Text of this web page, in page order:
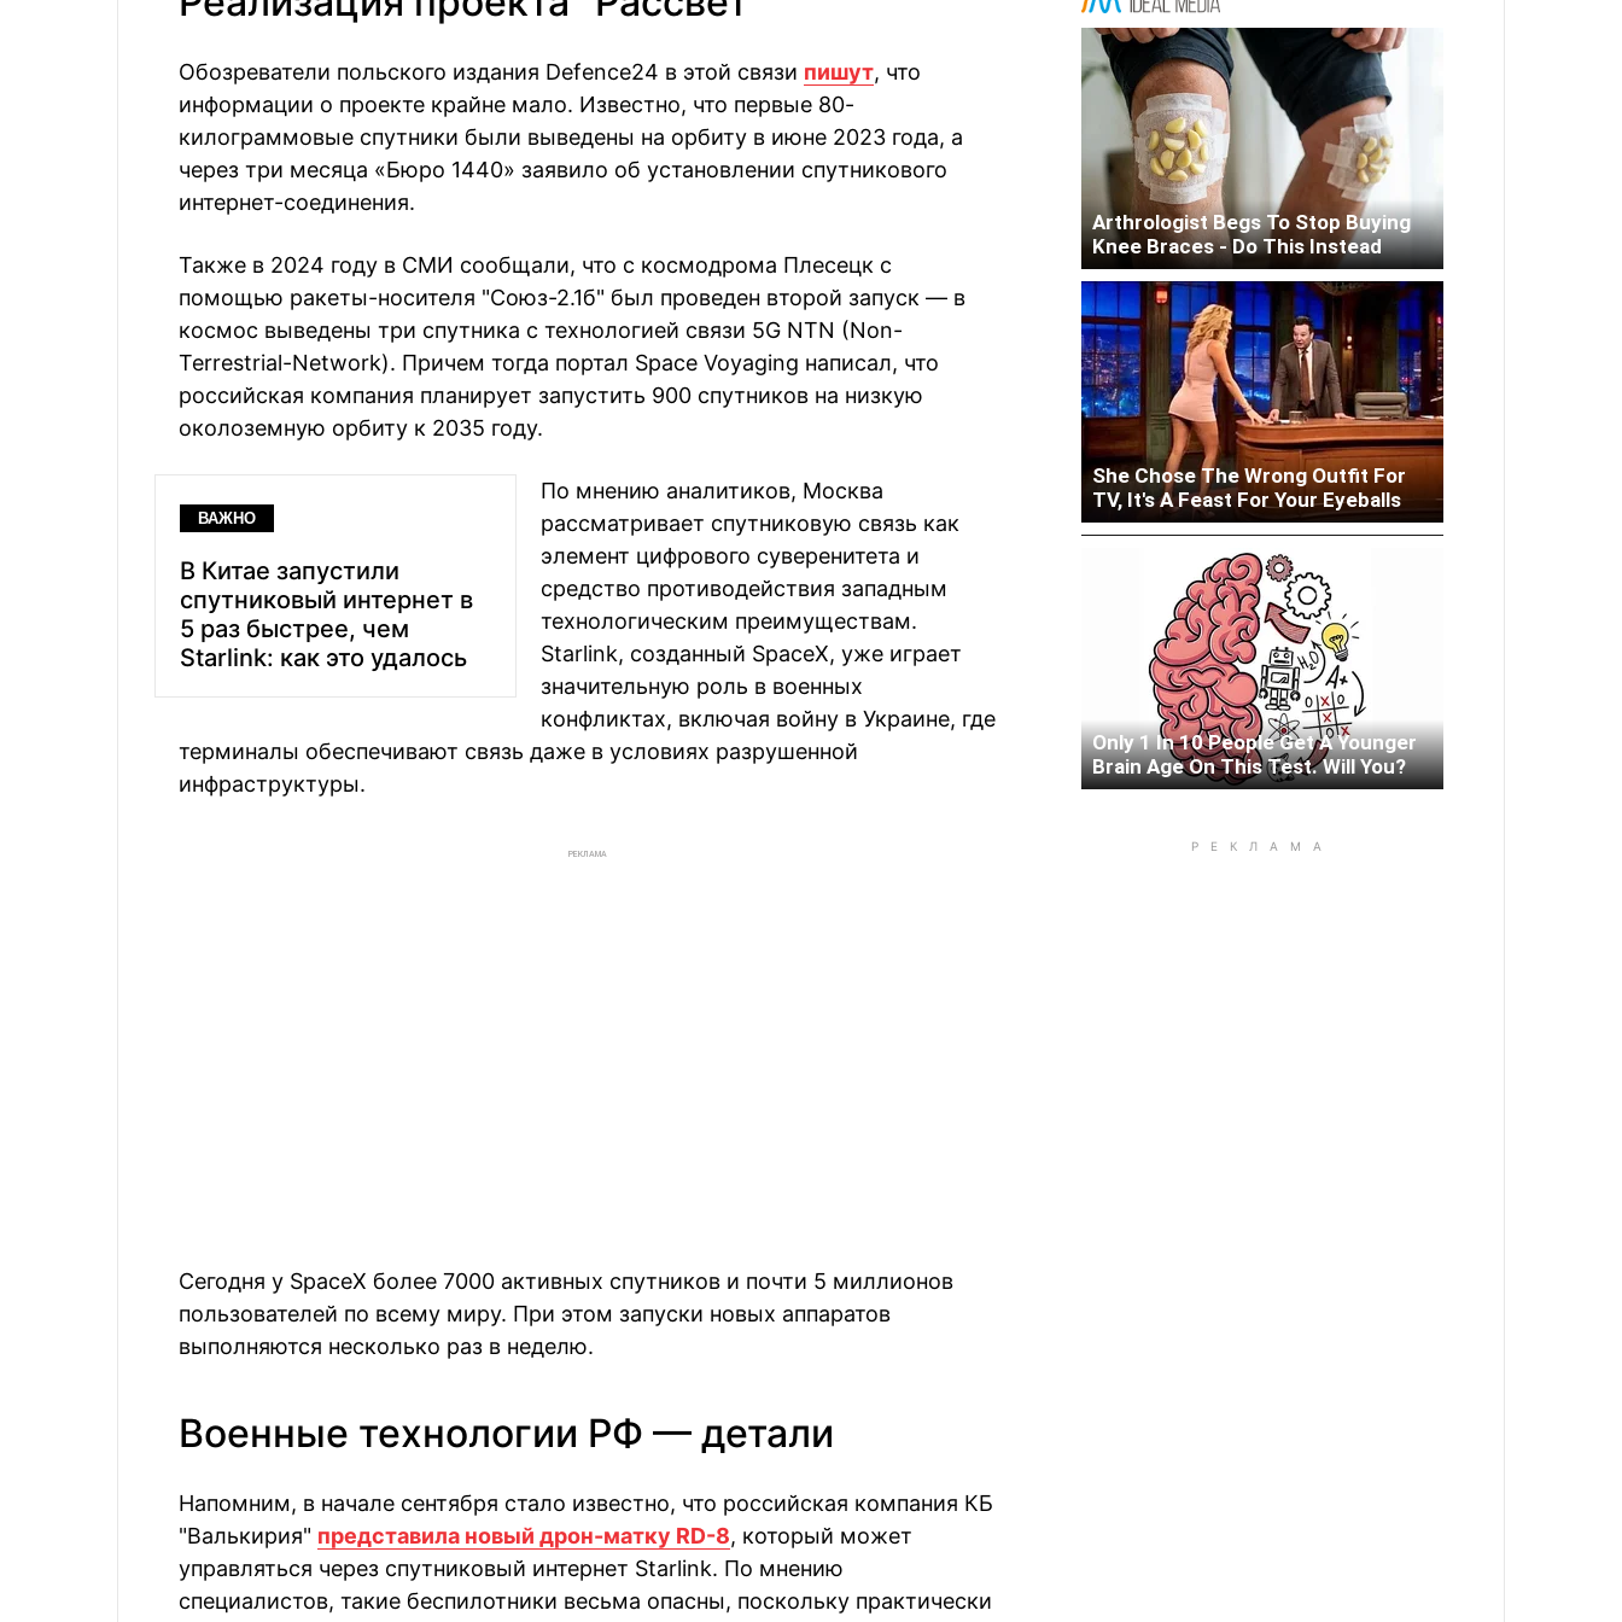
Обозреватели польского издания Defence24 в этой связи пишут, что
информации о проекте крайне мало. Известно, что первые 80-
килограммовые спутники были выведены на орбиту в июне 2023 года, а
через три месяца «Бюро 1440» заявило об установлении спутникового
интернет-соединения.
Также в 2024 году в СМИ сообщали, что с космодрома Плесецк с
помощью ракеты-носителя "Союз-2.1б" был проведен второй запуск — в
космос выведены три спутника с технологией связи 5G NTN (Non-
Terrestrial-Network). Причем тогда портал Space Voyaging написал, что
российская компания планирует запустить 900 спутников на низкую
околоземную орбиту к 2035 году.
ВАЖНО
В Китае запустили
спутниковый интернет в
5 раз быстрее, чем
Starlink: как это удалось
По мнению аналитиков, Москва
рассматривает спутниковую связь как
элемент цифрового суверенитета и
средство противодействия западным
технологическим преимуществам.
Starlink, созданный SpaceX, уже играет
значительную роль в военных
конфликтах, включая войну в Украине, где
терминалы обеспечивают связь даже в условиях разрушенной
инфраструктуры.
РЕКЛАМА
Сегодня у SpaceX более 7000 активных спутников и почти 5 миллионов
пользователей по всему миру. При этом запуски новых аппаратов
выполняются несколько раз в неделю.
Военные технологии РФ — детали
Напомним, в начале сентября стало известно, что российская компания КБ
"Валькирия" представила новый дрон-матку RD-8, который может
управляться через спутниковый интернет Starlink. По мнению
специалистов, такие беспилотники весьма опасны, поскольку практически